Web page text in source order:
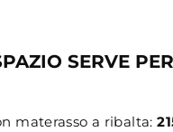
SERVE
materasso a ribalta: